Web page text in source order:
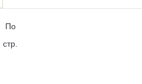
По
стр.